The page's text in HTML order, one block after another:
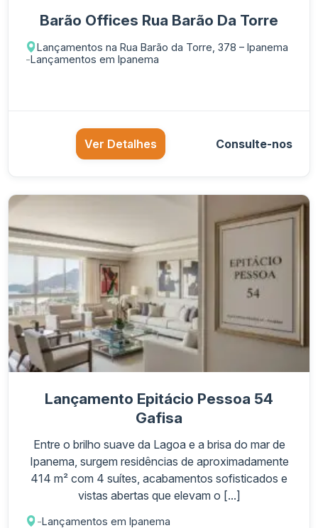
Barão Offices Rua Barão Da Torre
Lançamentos na Rua Barão da Torre, 378 – Ipanema
-Lançamentos em Ipanema
Ver Detalhes Consulte-nos
Lançamento Epitácio Pessoa 54
Gafisa
Entre o brilho suave da Lagoa e a brisa do mar de
Ipanema, surgem residências de aproximadamente
414 m² com 4 suítes, acabamentos sofisticados e
vistas abertas que elevam o [...]
-Lançamentos em Ipanema